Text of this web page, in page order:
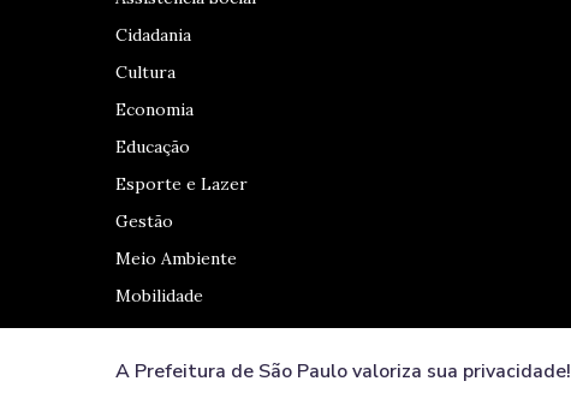
Cidadania
Cultura
Economia
Educação
Esporte e Lazer
Gestão
Meio Ambiente
Mobilidade
Redes Sociais
A Prefeitura de São Paulo valoriza sua privacidade!